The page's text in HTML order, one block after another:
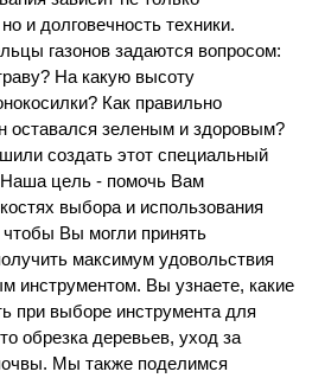
и долговечность техники.
газонов задаются вопросом:
На какую высоту
Как правильно
оставался зеленым и здоровым?
создать этот специальный
цель - помочь Вам
выбора и использования
чтобы Вы могли принять
максимум удовольствия
инструментом. Вы узнаете, какие
при выборе инструмента для
обрезка деревьев, уход за
Мы также поделимся